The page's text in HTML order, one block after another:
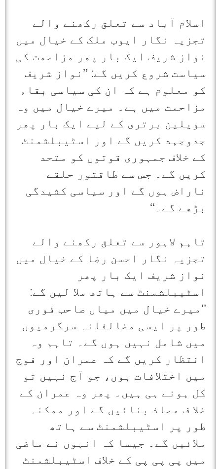
اسلام آباد سے تعلق رکھنے والے
تجزیہ نگار ایوب ملک کے خیال میں
نواز شریف ایک بار پھر مزاحمت کی
سیاست شروع کریں گے: ’’نواز شریف
کو معلوم ہے کہ ان کی سیاسی بقاء
مزاحمت میں ہے۔ میرے خیال میں وہ
سویلین برتری کے لیے ایک بار پھر
جدوجہد کریں گے اور اسٹیبلشمنٹ
کے خلاف جمہوری قوتوں کو متحد
کریں گے۔ جس سے طاقتور حلقے
ناراض ہوں گے اور سیاسی کشیدگی
بڑھے گے۔‘‘
تاہم لاہور سے تعلق رکھنے والے
تجزیہ نگار احسن رضا کے خیال میں
نواز شریف ایک بار پھر
اسٹیبلشمنٹ سے ہاتھ ملا لیں گے:
’’میرے خیال میں میاں صاحب فوری
طور پر ایسی مخالفانہ سرگرمیوں
میں شامل نہیں ہوں گے۔ تاہم وہ
انتظار کریں گے کہ عمران اور فوج
میں اختلافات ہوں، جو آج نہیں تو
کل ہونے ہی ہیں۔ پھر وہ عمران کے
خلا ف محاذ بنائیں گے اور ممکنہ
طور پر اسٹیبلشمنٹ سے ہاتھ
ملائیں گے۔ جیسا کہ انہوں نے ماضی
میں پی پی پی کے خلاف اسٹیبلشمنٹ